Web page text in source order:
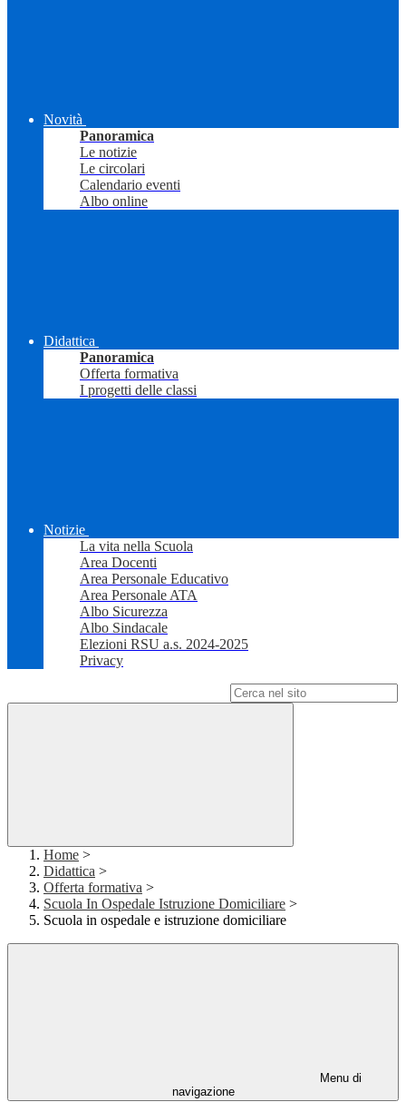
Novità
Panoramica
Le notizie
Le circolari
Calendario eventi
Albo online
Didattica
Panoramica
Offerta formativa
I progetti delle classi
Notizie
La vita nella Scuola
Area Docenti
Area Personale Educativo
Area Personale ATA
Albo Sicurezza
Albo Sindacale
Elezioni RSU a.s. 2024-2025
Privacy
Home >
Didattica >
Offerta formativa >
Scuola In Ospedale Istruzione Domiciliare >
Scuola in ospedale e istruzione domiciliare
Menu di
navigazione